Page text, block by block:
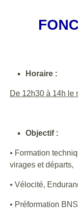
Horaire :
De 12h30 à 14h le
Objectif :
• Formation
virages et départs,
• Vélocité,
• Préformation